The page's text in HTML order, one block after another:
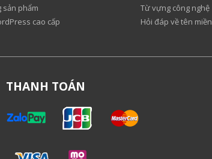
sản phẩm
cao cấp
Từ vựng công nghệ
Hỏi đáp về tên miền
THANH TOÁN